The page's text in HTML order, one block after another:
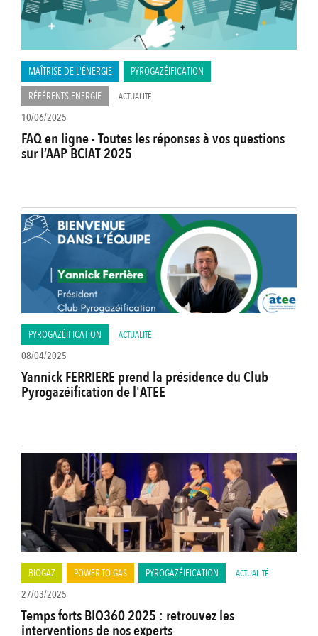
MAÎTRISE DE L'ÉNERGIE
PYROGAZÉIFICATION
RÉFÉRENTS ENERGIE
ACTUALITÉ
10/06/2025
FAQ en ligne - Toutes les réponses à vos questions
sur l’AAP BCIAT 2025
PYROGAZÉIFICATION ACTUALITÉ
08/04/2025
Yannick FERRIERE prend la présidence du Club
Pyrogazéification de l'ATEE
BIOGAZ POWER-TO-GAS PYROGAZÉIFICATION ACTUALITÉ
27/03/2025
Temps forts BIO360 2025 : retrouvez les
interventions de nos experts